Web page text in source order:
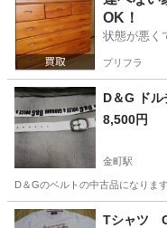
OK！
状態が悪く
プリフラ
D＆G ドル
8,500円
金町駅
D＆Gのベルトの中古品になりま
東京 葛飾区
Tシャツ